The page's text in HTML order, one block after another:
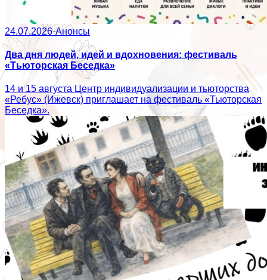
24.07.2026·Анонсы
Два дня людей, идей и вдохновения: фестиваль
«Тьюторская Беседка»
14 и 15 августа Центр индивидуализации и тьюторства
«Ребус» (Ижевск) приглашает на фестиваль «Тьюторская
Беседка».